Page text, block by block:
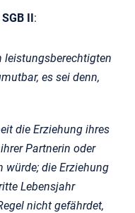
II:
leistungsberechtigten
es sei denn,
die Erziehung ihres
Partnerin oder
würde; die Erziehung
Lebensjahr
nicht gefährdet,